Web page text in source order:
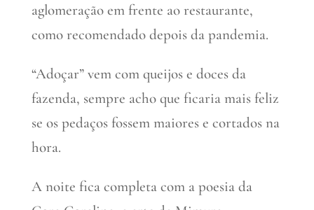
aglomeração em frente ao restaurante,
como recomendado depois da pandemia.
“Adoçar” vem com queijos e doces da
fazenda, sempre acho que ficaria mais feliz
se os pedaços fossem maiores e cortados na
hora.
A noite fica completa com a poesia da